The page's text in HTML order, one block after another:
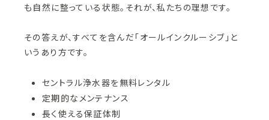
も自然に整っている状態。それが、私たちの理想です。
その答えが、すべてを含んだ「オールインクルーシブ」と
いうあり方です。
セントラル浄水器を無料レンタル
定期的なメンテナンス
長く使える保証体制